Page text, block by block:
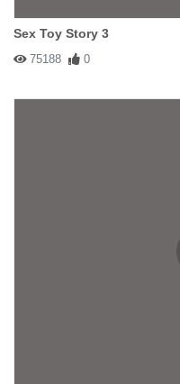
Sex Toy Story 3
75188 0